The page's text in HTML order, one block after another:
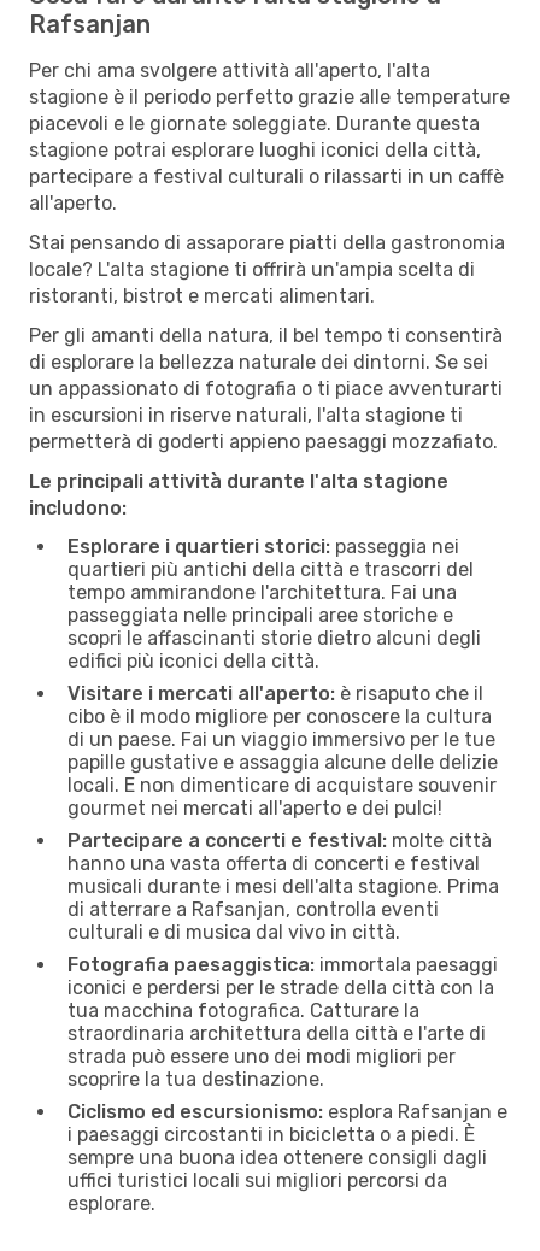
Rafsanjan
Per chi ama svolgere attività all'aperto, l'alta
stagione è il periodo perfetto grazie alle temperature
piacevoli e le giornate soleggiate. Durante questa
stagione potrai esplorare luoghi iconici della città,
partecipare a festival culturali o rilassarti in un caffè
all'aperto.
Stai pensando di assaporare piatti della gastronomia
locale? L'alta stagione ti offrirà un'ampia scelta di
ristoranti, bistrot e mercati alimentari.
Per gli amanti della natura, il bel tempo ti consentirà
di esplorare la bellezza naturale dei dintorni. Se sei
un appassionato di fotografia o ti piace avventurarti
in escursioni in riserve naturali, l'alta stagione ti
permetterà di goderti appieno paesaggi mozzafiato.
Le principali attività durante l'alta stagione
includono:
Esplorare i quartieri storici: passeggia nei
quartieri più antichi della città e trascorri del
tempo ammirandone l'architettura. Fai una
passeggiata nelle principali aree storiche e
scopri le affascinanti storie dietro alcuni degli
edifici più iconici della città.
Visitare i mercati all'aperto: è risaputo che il
cibo è il modo migliore per conoscere la cultura
di un paese. Fai un viaggio immersivo per le tue
papille gustative e assaggia alcune delle delizie
locali. E non dimenticare di acquistare souvenir
gourmet nei mercati all'aperto e dei pulci!
Partecipare a concerti e festival: molte città
hanno una vasta offerta di concerti e festival
musicali durante i mesi dell'alta stagione. Prima
di atterrare a Rafsanjan, controlla eventi
culturali e di musica dal vivo in città.
Fotografia paesaggistica: immortala paesaggi
iconici e perdersi per le strade della città con la
tua macchina fotografica. Catturare la
straordinaria architettura della città e l'arte di
strada può essere uno dei modi migliori per
scoprire la tua destinazione.
Ciclismo ed escursionismo: esplora Rafsanjan e
i paesaggi circostanti in bicicletta o a piedi. È
sempre una buona idea ottenere consigli dagli
uffici turistici locali sui migliori percorsi da
esplorare.